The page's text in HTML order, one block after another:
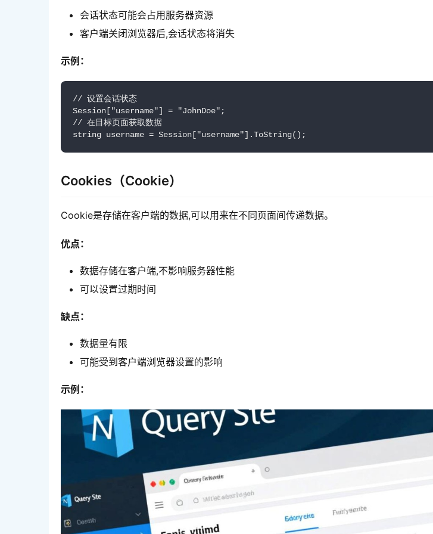
会话状态可能会占用服务器资源
客户端关闭浏览器后,会话状态将消失
示例：
// 设置会话状态
Session["username"] = "JohnDoe";
// 在目标页面获取数据
string username = Session["username"].ToString();
Cookies（Cookie）
Cookie是存储在客户端的数据,可以用来在不同页面间传递数据。
优点：
数据存储在客户端,不影响服务器性能
可以设置过期时间
缺点：
数据量有限
可能受到客户端浏览器设置的影响
示例：